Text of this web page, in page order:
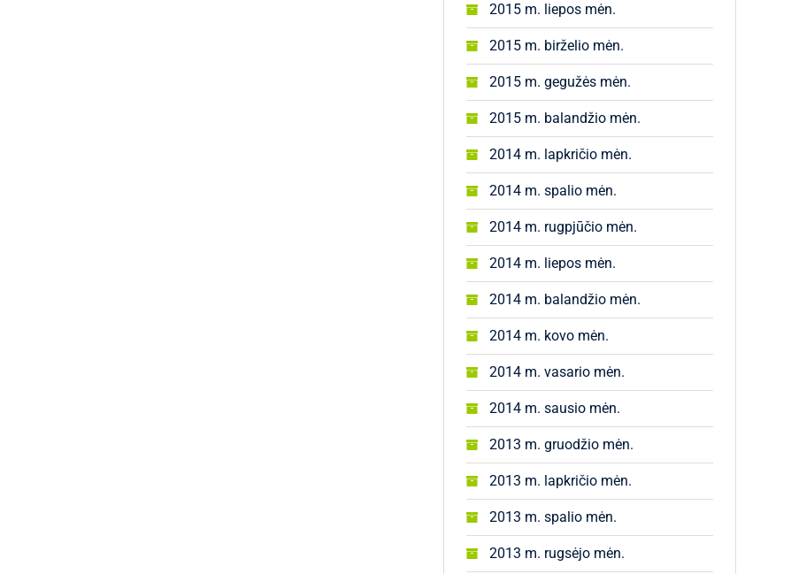
2015 m. liepos mėn.
2015 m. birželio mėn.
2015 m. gegužės mėn.
2015 m. balandžio mėn.
2014 m. lapkričio mėn.
2014 m. spalio mėn.
2014 m. rugpjūčio mėn.
2014 m. liepos mėn.
2014 m. balandžio mėn.
2014 m. kovo mėn.
2014 m. vasario mėn.
2014 m. sausio mėn.
2013 m. gruodžio mėn.
2013 m. lapkričio mėn.
2013 m. spalio mėn.
2013 m. rugsėjo mėn.